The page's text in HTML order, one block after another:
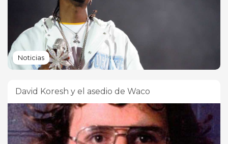
Noticias
David Koresh y el asedio de Waco